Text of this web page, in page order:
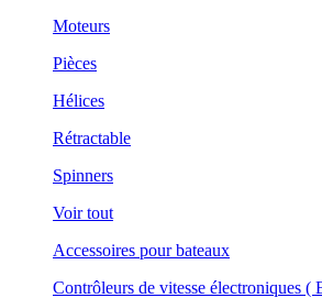
Moteurs
Pièces
Hélices
Rétractable
Spinners
Voir tout
Accessoires pour bateaux
Contrôleurs de vitesse électroniques (